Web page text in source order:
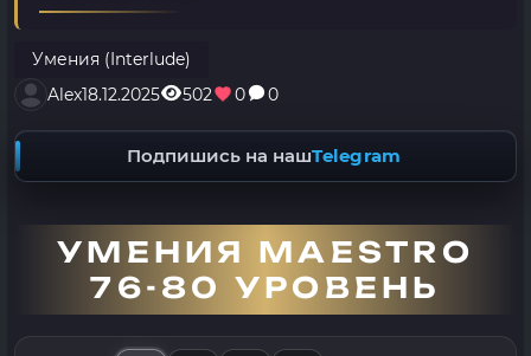
Умения (Interlude)
Alex18.12.2025 502 0 0
Подпишись на нашTelegram
УМЕНИЯ MAESTRO
76-80 УРОВЕНЬ